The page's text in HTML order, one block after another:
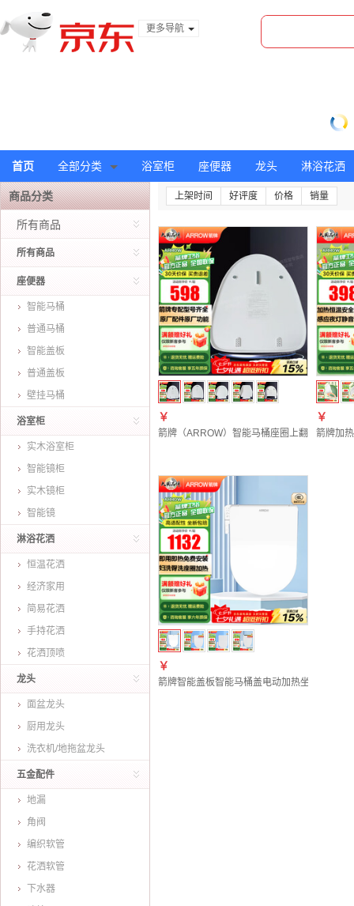
更多导航
首页 全部分类 浴室柜 座便器 龙头 淋浴花洒
商品分类
所有商品
所有商品
座便器
智能马桶
普通马桶
智能盖板
普通盖板
壁挂马桶
浴室柜
实木浴室柜
智能镜柜
实木镜柜
智能镜
淋浴花洒
恒温花洒
经济家用
简易花洒
手持花洒
花洒顶喷
龙头
面盆龙头
厨用龙头
洗衣机/地拖盆龙头
五金配件
地漏
角阀
编织软管
花洒软管
下水器
上架时间 好评度 价格 销量
￥
箭牌（ARROW）智能马桶座圈上翻盖坐便盖
￥
箭牌加
￥
箭牌智能盖板智能马桶盖电动加热坐便器盖通